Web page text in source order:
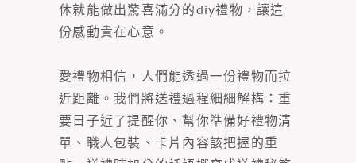
休就能做出驚喜滿分的diy禮物，讓這
份感動貴在心意。
愛禮物相信，人們能透過一份禮物而拉
近距離。我們將送禮過程細細解構：重
要日子近了提醒你、幫你準備好禮物清
單、職人包裝、卡片內容該把握的重